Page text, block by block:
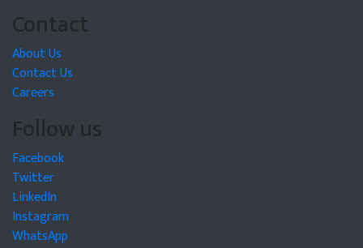
Contact
About Us
Contact Us
Careers
Follow us
Facebook
Twitter
LinkedIn
Instagram
WhatsApp